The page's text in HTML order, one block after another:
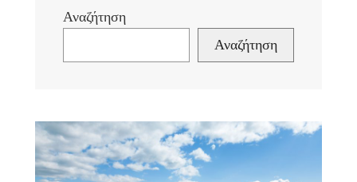
Αναζήτηση
Αναζήτηση